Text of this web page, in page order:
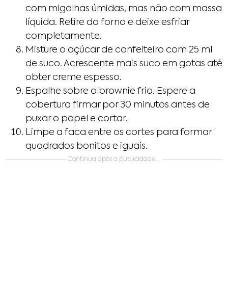
com migalhas úmidas, mas não com massa
líquida. Retire do forno e deixe esfriar
completamente.
Misture o açúcar de confeiteiro com 25 ml
de suco. Acrescente mais suco em gotas até
obter creme espesso.
Espalhe sobre o brownie frio. Espere a
cobertura firmar por 30 minutos antes de
puxar o papel e cortar.
Limpe a faca entre os cortes para formar
quadrados bonitos e iguais.
Continua apos a publicidade….